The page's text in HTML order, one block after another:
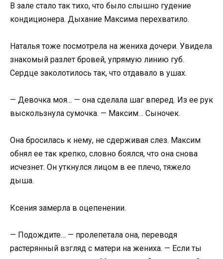
В зале стало так тихо, что было слышно гудение
кондиционера. Дыхание Максима перехватило.
Наталья тоже посмотрела на жениха дочери. Увидела
знакомый разлет бровей, упрямую линию губ.
Сердце заколотилось так, что отдавало в ушах.
— Девочка моя… — она сделала шаг вперед. Из ее рук
выскользнула сумочка. — Максим… Сыночек.
Она бросилась к нему, не сдерживая слез. Максим
обнял ее так крепко, словно боялся, что она снова
исчезнет. Он уткнулся лицом в ее плечо, тяжело
дыша.
Ксения замерла в оцепенении.
— Подождите… — пролепетала она, переводя
растерянный взгляд с матери на жениха. — Если ты